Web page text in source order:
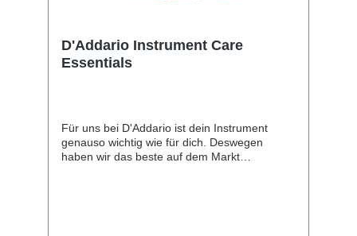
D'Addario Instrument Care
Essentials
Für uns bei D'Addario ist dein Instrument
genauso wichtig wie für dich. Deswegen
haben wir das beste auf dem Markt